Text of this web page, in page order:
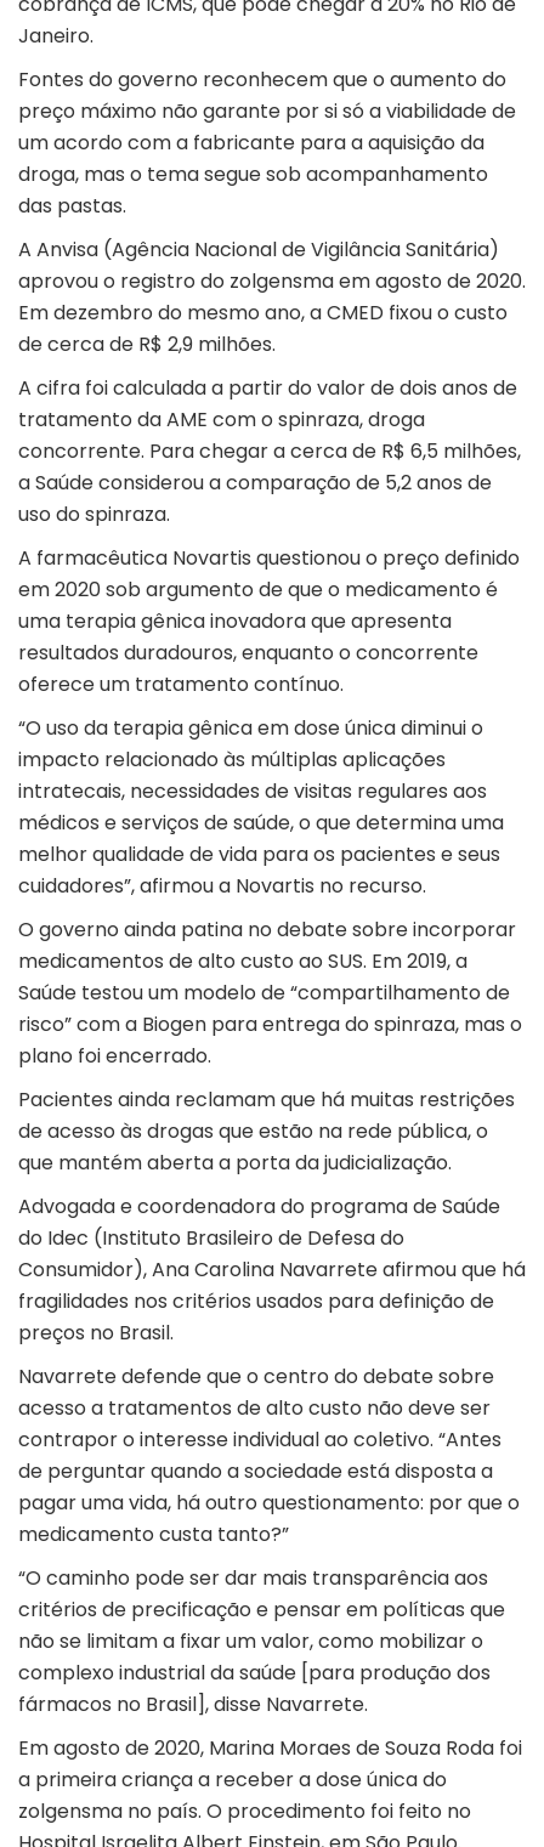
Janeiro.
Fontes do governo reconhecem que o aumento do
preço máximo não garante por si só a viabilidade de
um acordo com a fabricante para a aquisição da
droga, mas o tema segue sob acompanhamento
das pastas.
A Anvisa (Agência Nacional de Vigilância Sanitária)
aprovou o registro do zolgensma em agosto de 2020.
Em dezembro do mesmo ano, a CMED fixou o custo
de cerca de R$ 2,9 milhões.
A cifra foi calculada a partir do valor de dois anos de
tratamento da AME com o spinraza, droga
concorrente. Para chegar a cerca de R$ 6,5 milhões,
a Saúde considerou a comparação de 5,2 anos de
uso do spinraza.
A farmacêutica Novartis questionou o preço definido
em 2020 sob argumento de que o medicamento é
uma terapia gênica inovadora que apresenta
resultados duradouros, enquanto o concorrente
oferece um tratamento contínuo.
“O uso da terapia gênica em dose única diminui o
impacto relacionado às múltiplas aplicações
intratecais, necessidades de visitas regulares aos
médicos e serviços de saúde, o que determina uma
melhor qualidade de vida para os pacientes e seus
cuidadores”, afirmou a Novartis no recurso.
O governo ainda patina no debate sobre incorporar
medicamentos de alto custo ao SUS. Em 2019, a
Saúde testou um modelo de “compartilhamento de
risco” com a Biogen para entrega do spinraza, mas o
plano foi encerrado.
Pacientes ainda reclamam que há muitas restrições
de acesso às drogas que estão na rede pública, o
que mantém aberta a porta da judicialização.
Advogada e coordenadora do programa de Saúde
do Idec (Instituto Brasileiro de Defesa do
Consumidor), Ana Carolina Navarrete afirmou que há
fragilidades nos critérios usados para definição de
preços no Brasil.
Navarrete defende que o centro do debate sobre
acesso a tratamentos de alto custo não deve ser
contrapor o interesse individual ao coletivo. “Antes
de perguntar quando a sociedade está disposta a
pagar uma vida, há outro questionamento: por que o
medicamento custa tanto?”
“O caminho pode ser dar mais transparência aos
critérios de precificação e pensar em políticas que
não se limitam a fixar um valor, como mobilizar o
complexo industrial da saúde [para produção dos
fármacos no Brasil], disse Navarrete.
Em agosto de 2020, Marina Moraes de Souza Roda foi
a primeira criança a receber a dose única do
zolgensma no país. O procedimento foi feito no